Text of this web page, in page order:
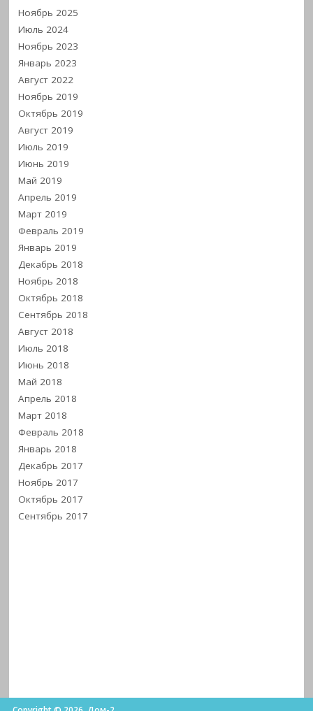
Ноябрь 2025
Июль 2024
Ноябрь 2023
Январь 2023
Август 2022
Ноябрь 2019
Октябрь 2019
Август 2019
Июль 2019
Июнь 2019
Май 2019
Апрель 2019
Март 2019
Февраль 2019
Январь 2019
Декабрь 2018
Ноябрь 2018
Октябрь 2018
Сентябрь 2018
Август 2018
Июль 2018
Июнь 2018
Май 2018
Апрель 2018
Март 2018
Февраль 2018
Январь 2018
Декабрь 2017
Ноябрь 2017
Октябрь 2017
Сентябрь 2017